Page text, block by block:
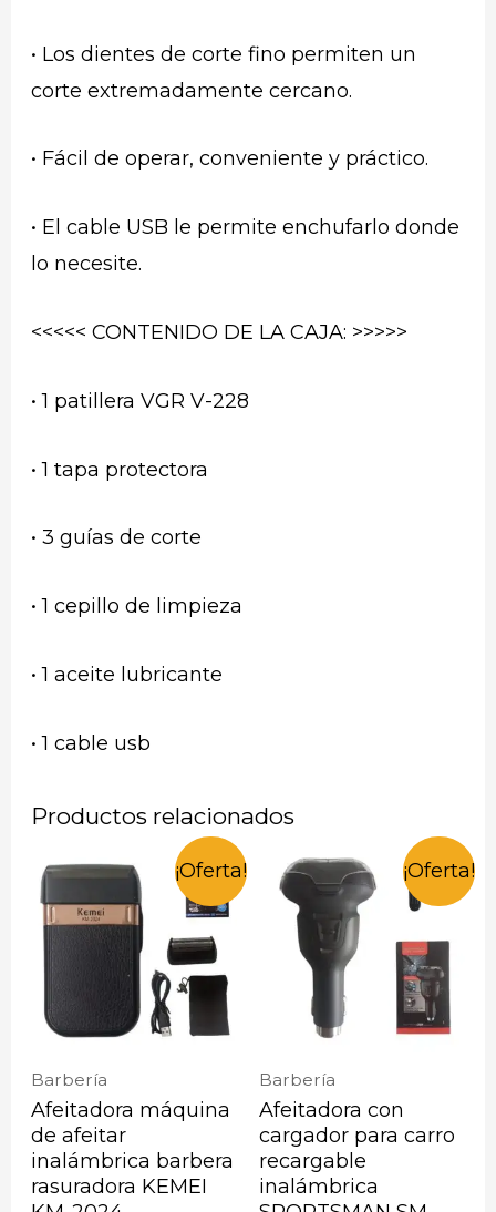
• Los dientes de corte fino permiten un
corte extremadamente cercano.
• Fácil de operar, conveniente y práctico.
• El cable USB le permite enchufarlo donde
lo necesite.
<<<<< CONTENIDO DE LA CAJA: >>>>>
• 1 patillera VGR V-228
• 1 tapa protectora
• 3 guías de corte
• 1 cepillo de limpieza
• 1 aceite lubricante
• 1 cable usb
Productos relacionados
¡Oferta!
Barbería
Afeitadora máquina
de afeitar
inalámbrica barbera
rasuradora KEMEI
¡Oferta!
Barbería
Afeitadora con
cargador para carro
recargable
inalámbrica